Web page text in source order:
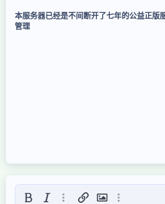
本服务器已经是不间断开了七年的公益正版
管理
粗体 斜体 更多选项...插入链接插入图片更多选项...